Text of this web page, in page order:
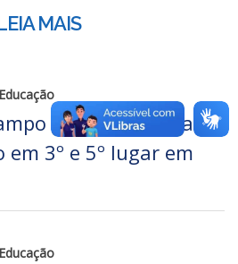
MAIS
Alegre se destaca
em 3º e 5º lugar em